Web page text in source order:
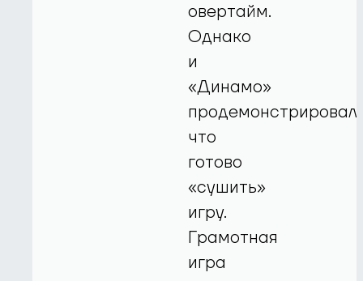
овертайм.
Однако
и
«Динамо»
что
готово
«сушить»
игру.
Грамотная
игра